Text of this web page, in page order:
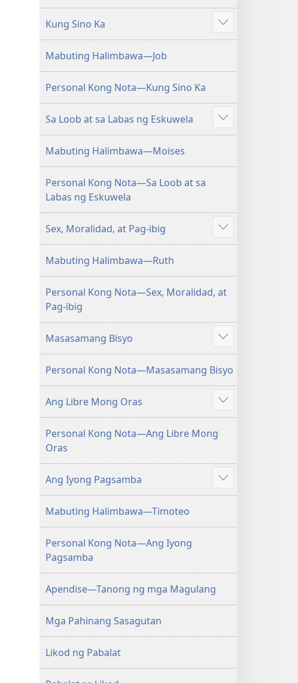
Kung Sino Ka
Ipakita
ang
pa
Mabuting Halimbawa—Job
Personal Kong Nota—Kung Sino Ka
Sa Loob at sa Labas ng Eskuwela
Ipakita
ang
pa
Mabuting Halimbawa—Moises
Personal Kong Nota—Sa Loob at sa
Labas ng Eskuwela
Sex, Moralidad, at Pag-ibig
Ipakita
ang
pa
Mabuting Halimbawa—Ruth
Personal Kong Nota—Sex, Moralidad, at
Pag-ibig
Masasamang Bisyo
Ipakita
ang
iba
pa
Personal Kong Nota—Masasamang Bisyo
Ang Libre Mong Oras
Ipakita
ang
Personal Kong Nota—Ang Libre Mong
Oras
Ang Iyong Pagsamba
Ipakita
ang
pa
Mabuting Halimbawa—Timoteo
Personal Kong Nota—Ang Iyong
Pagsamba
Apendise—Tanong ng mga Magulang
Mga Pahinang Sasagutan
Likod ng Pabalat